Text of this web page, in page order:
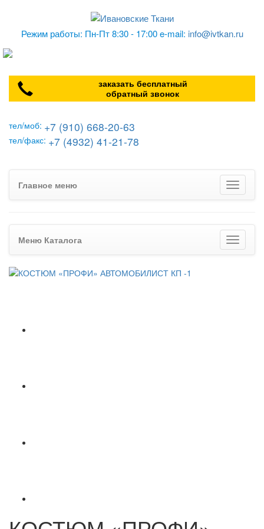
Режим работы: Пн-Пт 8:30 - 17:00 e-mail: info@ivtkan.ru
заказать бесплатный
обратный звонок
тел/моб: +7 (910) 668-20-63
тел/факс: +7 (4932) 41-21-78
Главное меню
Меню Каталога